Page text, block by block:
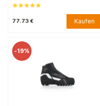
77.73 € Kaufen
-19%